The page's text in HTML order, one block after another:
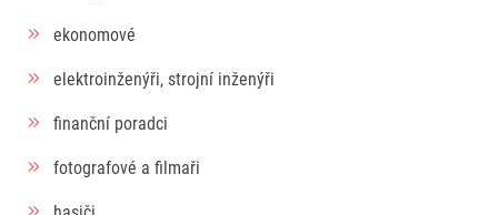
ekonomové
elektroinženýři, strojní inženýři
finanční poradci
fotografové a filmaři